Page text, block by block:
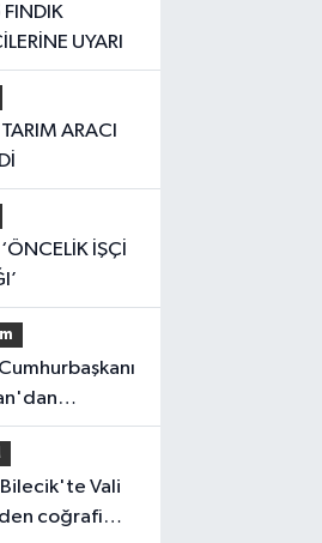
UYARI
Türkiye'
coğrafi